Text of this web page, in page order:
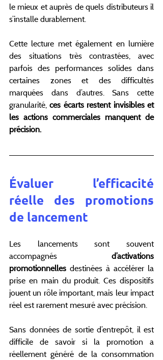
le mieux et auprès de quels distributeurs il
s’installe durablement.
Cette lecture met également en lumière
des situations très contrastées, avec
parfois des performances solides dans
certaines zones et des difficultés
marquées dans d’autres. Sans cette
granularité, ces écarts restent invisibles et
les actions commerciales manquent de
précision.
Évaluer l’efficacité
réelle des promotions
de lancement
Les lancements sont souvent
accompagnés d’activations
promotionnelles destinées à accélérer la
prise en main du produit. Ces dispositifs
jouent un rôle important, mais leur impact
réel est rarement mesuré avec précision.
Sans données de sortie d’entrepôt, il est
difficile de savoir si la promotion a
réellement généré de la consommation